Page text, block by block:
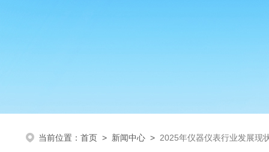
当前位置： 首页 > 新闻中心 > 2025年仪器仪表行业发展现